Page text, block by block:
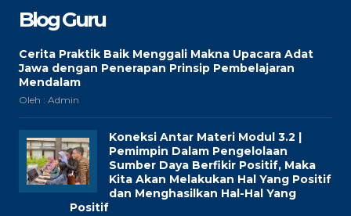
Blog Guru
Cerita Praktik Baik Menggali Makna Upacara Adat
Jawa dengan Penerapan Prinsip Pembelajaran
Mendalam
Oleh : Admin
Koneksi Antar Materi Modul 3.2 |
Pemimpin Dalam Pengelolaan
Sumber Daya Berfikir Positif, Maka
Kita Akan Melakukan Hal Yang Positif
dan Menghasilkan Hal-Hal Yang
Positif